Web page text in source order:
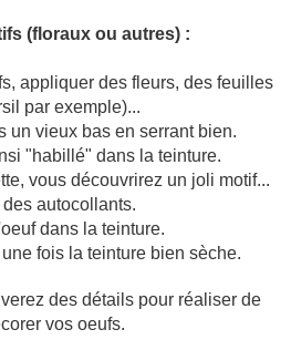
(floraux ou autres) :
appliquer des fleurs, des feuilles
par exemple)...
un vieux bas en serrant bien.
"habillé" dans la teinture.
vous découvrirez un joli motif...
autocollants.
dans la teinture.
fois la teinture bien sèche.
des détails pour réaliser de
vos oeufs.